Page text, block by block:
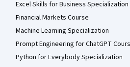
Excel Skills for Business Specialization
Financial Markets Course
Machine Learning Specialization
Prompt Engineering for ChatGPT
Python for Everybody Specialization